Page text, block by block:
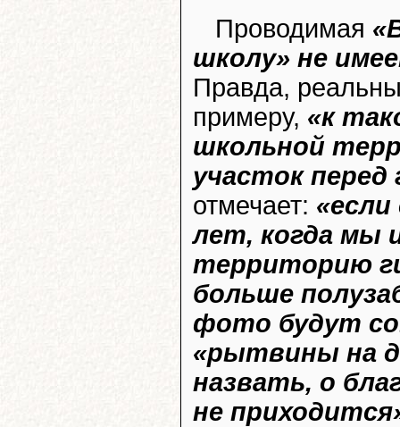
Проводимая
школу» не
Правда,
примеру, «к
школьной
участок
отмечает:
лет, когда мы
территорию
больше
фото будут
«рытвины на
назвать, о
не